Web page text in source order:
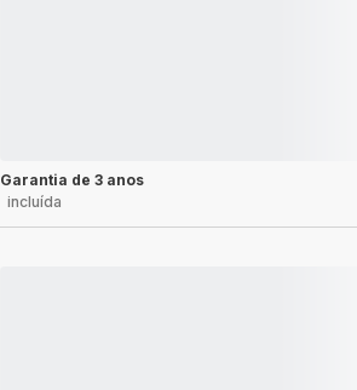
Garantia de 3 anos
incluída